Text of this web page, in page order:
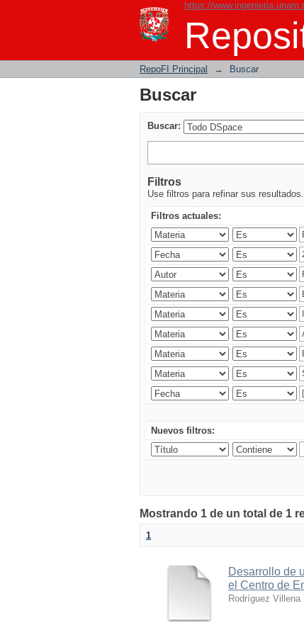
https://
Buscar
RepoFI Principal → Buscar
Buscar
Buscar:
Filtros
Use filtros para refinar sus resultados.
Filtros actuales:
Nuevos filtros:
Mostrando 1 de un total de 1
1
Desarrollo de
el Centro de
Rodríguez Villena